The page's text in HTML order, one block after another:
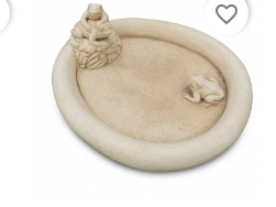
favorite_border